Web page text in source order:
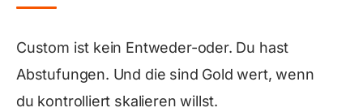
Custom ist kein Entweder-oder. Du hast
Abstufungen. Und die sind Gold wert, wenn
du kontrolliert skalieren willst.